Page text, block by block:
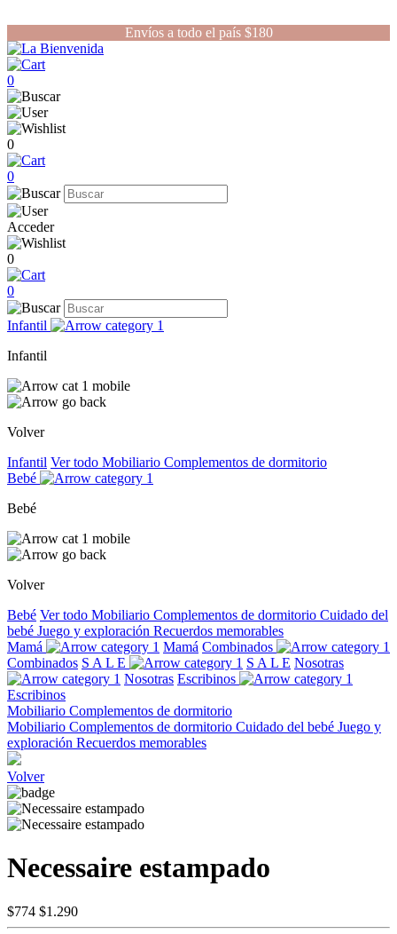
Envíos a todo el país $180
0
0
0
Acceder
0
0
Infantil
Infantil
Volver
Infantil Ver todo Mobiliario Complementos de dormitorio
Bebé
Bebé
Volver
Bebé Ver todo Mobiliario Complementos de dormitorio Cuidado del
bebé Juego y exploración Recuerdos memorables
Mamá
Mamá Combinados
Combinados S A L E S A L E Nosotras
Nosotras Escribinos
Escribinos
Mobiliario Complementos de dormitorio
Mobiliario Complementos de dormitorio Cuidado del bebé Juego y
exploración Recuerdos memorables
Volver
Necessaire estampado
$774 $1.290